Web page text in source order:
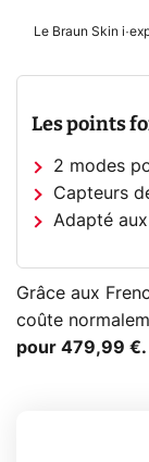
Le Braun Skin
Les points
2 modes
Capteurs
Adapté
Grâce aux
coûte
pour 479,99 €.